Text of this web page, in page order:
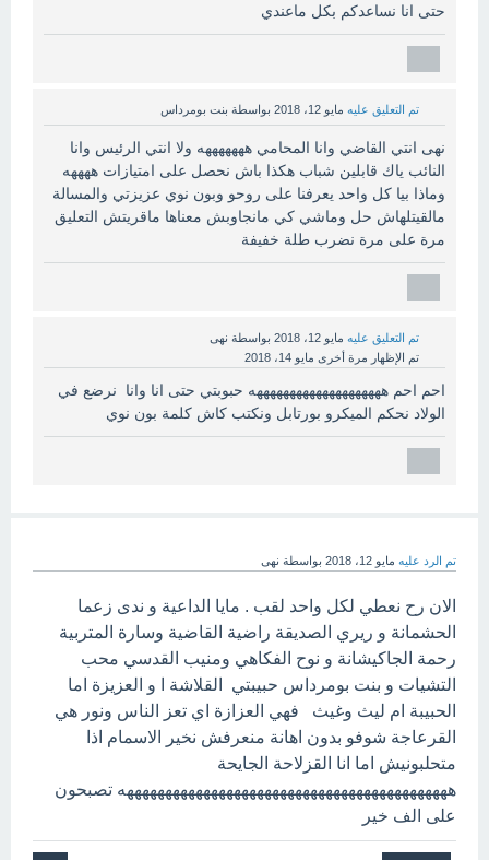
حتى انا نساعدكم بكل ماعندي
تم التعليق عليه مايو 12، 2018 بواسطة بنت بومرداس
نهى انتي القاضي وانا المحامي هههههههه ولا انتي الرئيس وانا
النائب ياك قابلين شباب هكذا باش نحصل على امتيازات ههههه
وماذا بيا كل واحد يعرفنا على روحو وبون نوي عزيزتي والمسالة
مالقيتلهاش حل وماشي كي مانجاوبش معناها ماقريتش التعليق
مرة على مرة نضرب طلة خفيفة
تم التعليق عليه مايو 12، 2018 بواسطة نهى
تم الإظهار مرة أخرى مايو 14، 2018
احم احم ههههههههههههههههههههه حبوبتي حتى انا وانا نرضع في
الولاد نحكم الميكرو بورتابل ونكتب كاش كلمة بون نوي
تم الرد عليه مايو 12، 2018 بواسطة نهى
الان رح نعطي لكل واحد لقب . مايا الداعية و ندى زعما
الحشمانة و ريري الصديقة راضية القاضية وسارة المتربية
رحمة الجاكيشانة و نوح الفكاهي ومنيب القدسي محب
التشيات و بنت بومرداس حبيبتي القلاشة ا و العزيزة اما
الحبيبة ام ليث وغيث فهي العزازة اي تعز الناس ونور هي
القرعاجة شوفو بدون اهانة منعرفش نخير الاسمام اذا
متحلبونيش اما انا القزلاحة الجايحة
هههههههههههههههههههههههههههههههههههههههههههه تصبحون
على الف خير